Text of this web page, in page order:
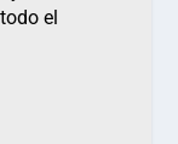
el